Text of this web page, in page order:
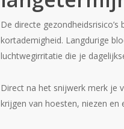
De directe
kortademigheid. Langdurige
luchtwegirritatie die je
Direct na het snijwerk merk je
krijgen van hoesten, niezen